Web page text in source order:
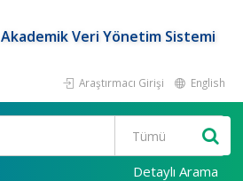
Akademik Veri Yönetim Sistemi
Araştırmacı Girişi English
Detaylı Arama